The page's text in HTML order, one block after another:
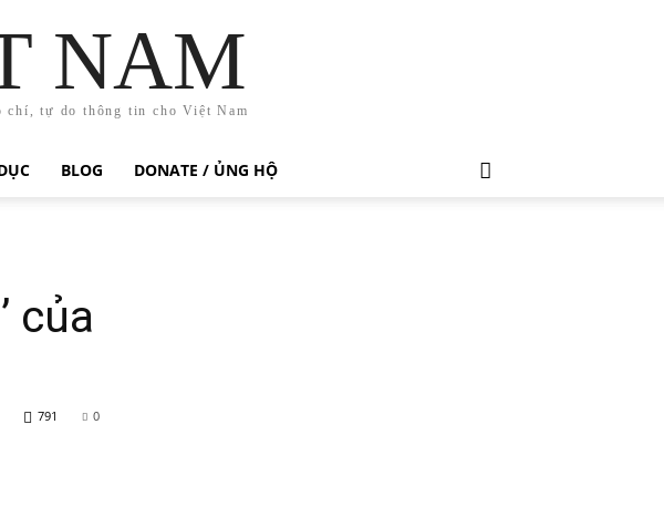
NAM
chí, tự do thông tin cho Việt Nam
BLOG DONATE / ỦNG HỘ
của
0
791